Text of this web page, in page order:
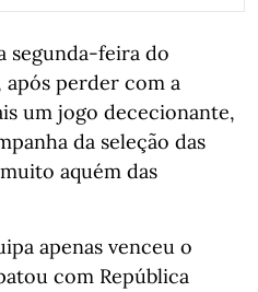
segunda-feira do
perder com a
um jogo dececionante,
da seleção das
aquém das
apenas venceu o
com República